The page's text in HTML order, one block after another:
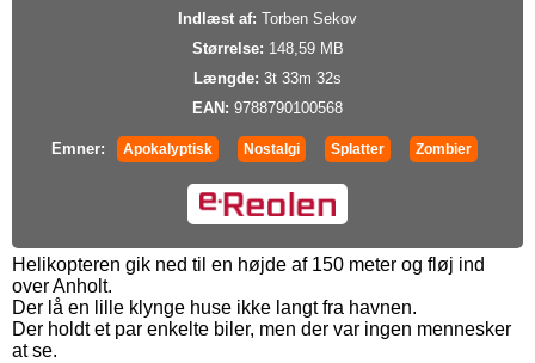
Indlæst af: Torben Sekov
Størrelse: 148,59 MB
Længde: 3t 33m 32s
EAN: 9788790100568
Emner: Apokalyptisk Nostalgi Splatter Zombier
Helikopteren gik ned til en højde af 150 meter og fløj ind
over Anholt.
Der lå en lille klynge huse ikke langt fra havnen.
Der holdt et par enkelte biler, men der var ingen mennesker
at se.